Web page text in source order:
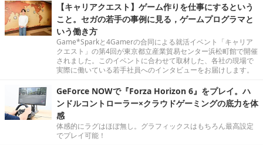
【キャリアクエスト】ゲーム作りを仕事にするという
こと。セガの若手の事例に見る，ゲームプログラマと
いう働き方
Game*Sparkと4Gamerの合同による就活イベント「キャリア
クエスト」の第4回が東京都立産業貿易センター浜松町館で開催
されました。このイベントに合わせて取材した、各社の現場で
実際に働いている若手社員へのインタビューをお届けします。
GeForce NOWで『Forza Horizon 6』をプレイ。ハ
ンドルコントローラー×クラウドゲーミングの底力を体
感
体感的にラグはほぼ無し。グラフィックスはもちろん最高設定
でプレイ可能！